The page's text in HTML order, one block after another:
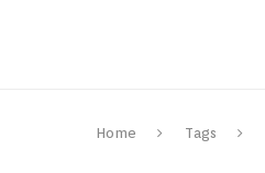
Home Tags